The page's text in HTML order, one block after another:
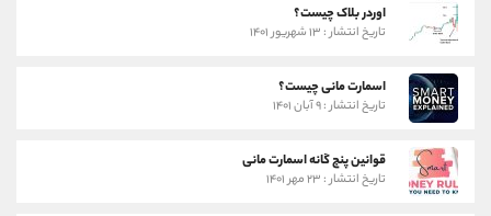
اوردر بلاک چیست؟
تاریخ انتشار : ۱۳ شهریور ۱۴۰۱
اسمارت مانی چیست؟
تاریخ انتشار : ۹ آبان ۱۴۰۱
قوانین پنج گانه اسمارت مانی
تاریخ انتشار : ۲۳ مهر ۱۴۰۱